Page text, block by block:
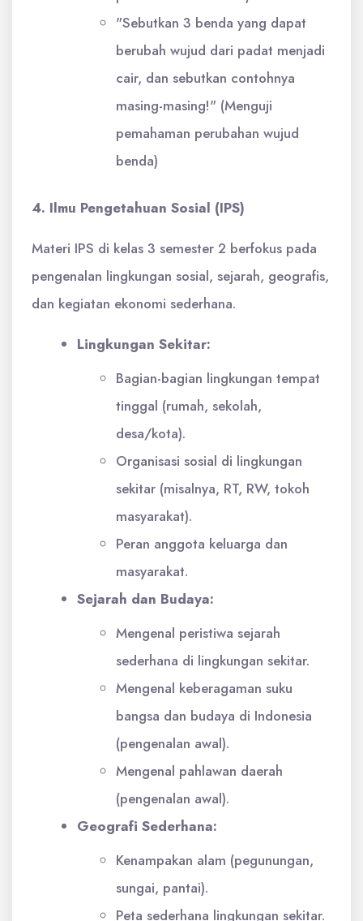
"Sebutkan 3 benda yang dapat
berubah wujud dari padat menjadi
cair, dan sebutkan contohnya
masing-masing!" (Menguji
pemahaman perubahan wujud
benda)
4. Ilmu Pengetahuan Sosial (IPS)
Materi IPS di kelas 3 semester 2 berfokus pada
pengenalan lingkungan sosial, sejarah, geografis,
dan kegiatan ekonomi sederhana.
Lingkungan Sekitar:
Bagian-bagian lingkungan tempat
tinggal (rumah, sekolah,
desa/kota).
Organisasi sosial di lingkungan
sekitar (misalnya, RT, RW, tokoh
masyarakat).
Peran anggota keluarga dan
masyarakat.
Sejarah dan Budaya:
Mengenal peristiwa sejarah
sederhana di lingkungan sekitar.
Mengenal keberagaman suku
bangsa dan budaya di Indonesia
(pengenalan awal).
Mengenal pahlawan daerah
(pengenalan awal).
Geografi Sederhana:
Kenampakan alam (pegunungan,
sungai, pantai).
Peta sederhana lingkungan sekitar.